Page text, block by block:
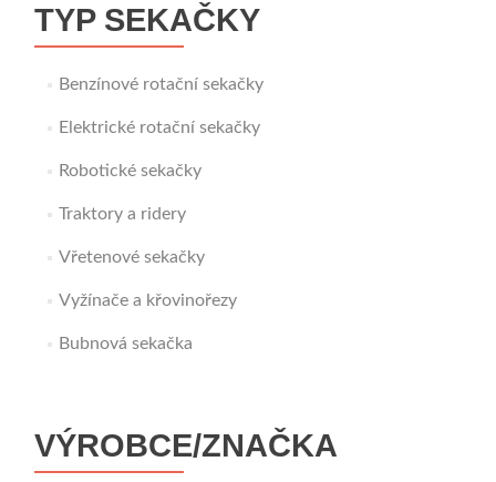
TYP SEKAČKY
Benzínové rotační sekačky
Elektrické rotační sekačky
Robotické sekačky
Traktory a ridery
Vřetenové sekačky
Vyžínače a křovinořezy
Bubnová sekačka
VÝROBCE/ZNAČKA